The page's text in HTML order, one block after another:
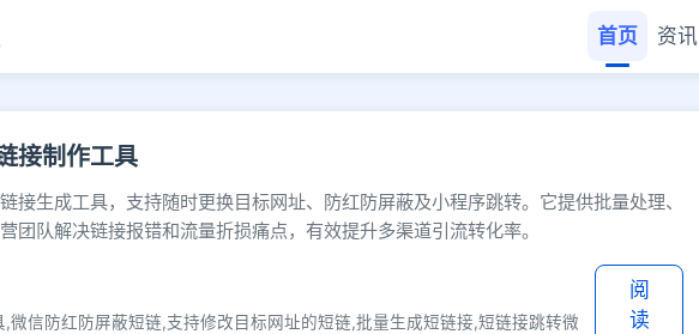
首页 资讯
30页 - 快缩短网址
接制作工具
接生成工具，支持随时更换目标网址、防红防屏蔽及小程序跳转。它提供批量处理、
团队解决链接报错和流量折损痛点，有效提升多渠道引流转化率。
微信防红防屏蔽短链,支持修改目标网址的短链,批量生成短链接,短链接跳转微
阅
读